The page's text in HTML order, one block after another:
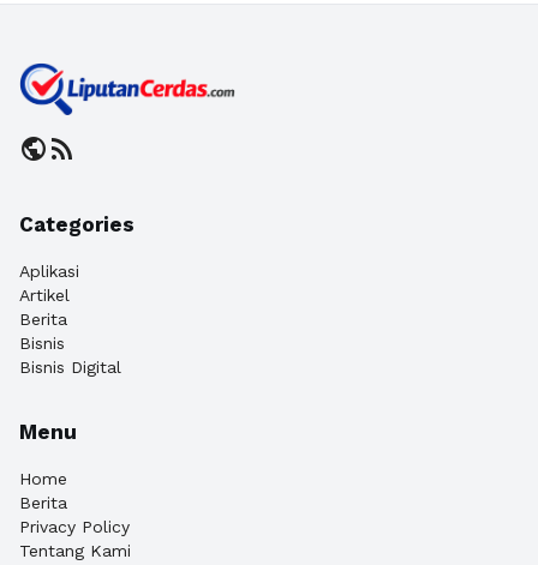
publicrss_feed
Categories
Aplikasi
Artikel
Berita
Bisnis
Bisnis Digital
Menu
Home
Berita
Privacy Policy
Tentang Kami